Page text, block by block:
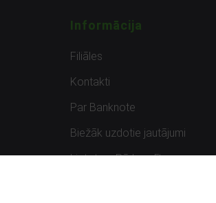
Informācija
Filiāles
Kontakti
Par Banknote
Biežāk uzdotie jautājumi
Lietots – Pārbaudīts